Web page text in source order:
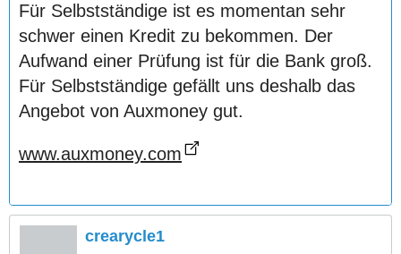
Für Selbstständige ist es momentan sehr
schwer einen Kredit zu bekommen. Der
Aufwand einer Prüfung ist für die Bank groß.
Für Selbstständige gefällt uns deshalb das
Angebot von Auxmoney gut.
www.auxmoney.com
crearycle1